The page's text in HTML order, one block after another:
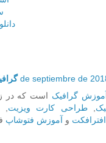
27 de septiembre de
گرافیک است که در
,طراحی کارت ویزیت
افترافکت و آموزش فتوشاپ